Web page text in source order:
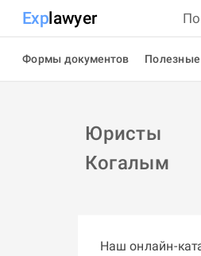
Explawyer
Формы документов Полезные
Юристы
Когалым
Наш онлайн-